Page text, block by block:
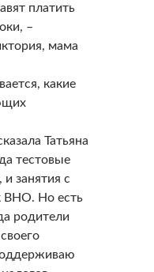
платить
–
мама
какие
Татьяна
тестовые
занятия с
ВНО. Но есть
родители